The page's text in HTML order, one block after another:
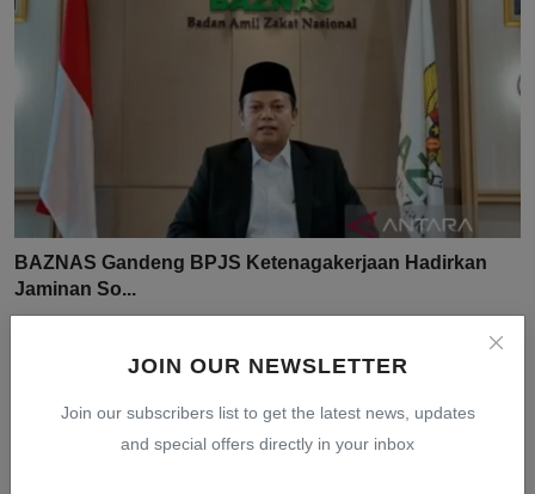
JOIN OUR NEWSLETTER
Join our subscribers list to get the latest news, updates
and special offers directly in your inbox
BAZNAS Gandeng BPJS Ketenagakerjaan Hadirkan
Jaminan So...